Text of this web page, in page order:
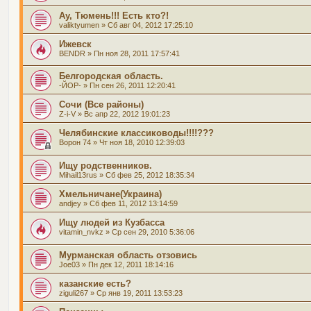
Ау, Тюмень!!! Есть кто?!
valiktyumen » Сб авг 04, 2012 17:25:10
Ижевск
BENDR » Пн ноя 28, 2011 17:57:41
Белгородская область.
-ЙОР- » Пн сен 26, 2011 12:20:41
Сочи (Все районы)
Z-i-V » Вс апр 22, 2012 19:01:23
Челябинские классиководы!!!!???
Ворон 74 » Чт ноя 18, 2010 12:39:03
Ищу родственников.
Mihail13rus » Сб фев 25, 2012 18:35:34
Хмельничане(Украина)
andjey » Сб фев 11, 2012 13:14:59
Ищу людей из Кузбасса
vitamin_nvkz » Ср сен 29, 2010 5:36:06
Мурманская область отзовись
Joe03 » Пн дек 12, 2011 18:14:16
казанские есть?
ziguli267 » Ср янв 19, 2011 13:53:23